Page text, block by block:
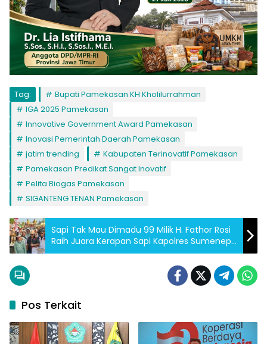
Tag:
Bupati Pamekasan KH Kholilurrahman
IGA 2025 Pamekasan
Innovative Government Award Pamekasan
Inovasi Pemerintah Daerah Pamekasan
jatim trending
Kabupaten Terinovatif Pamekasan
Pamekasan Predikat Sangat Inovatif
Pelita Biogas Pamekasan
SIGANTENG TENAN Pamekasan
Sapi Tak Mau Dimadu 99 Milik H. Fathor Rosi
Raih Juara Kerapan Sapi Kapolres Sumenep
Cup 2025
Pos Terkait